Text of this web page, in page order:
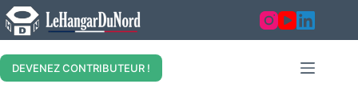
DEVENEZ CONTRIBUTEUR !